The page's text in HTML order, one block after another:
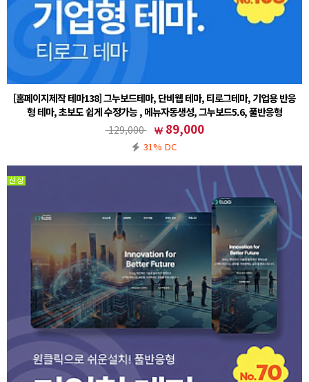
[홈페이지제작 테마138] 그누보드테마, 단비웹 테마, 티로그테마, 기업용 반응
형 테마, 초보도 쉽게 수정가능 , 메뉴자동생성, 그누보드5.6, 풀반응형
① 그누보드 테마 설치후 (테마)sample138 선택② 회원가입 설정 - 회원 스킨 (테마)basic 선택주
의사항※ 기본5.6 정식버전을 기반으로 작업된 테마입니다. 5.6에서도 호환이 가능합니다.※ 기
본폴더(ww…
129,000 89,000
31% DC